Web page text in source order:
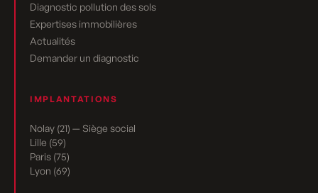
Diagnostic pollution des sols
Expertises immobilières
Actualités
Demander un diagnostic
IMPLANTATIONS
Nolay (21) — Siège social
Lille (59)
Paris (75)
Lyon (69)